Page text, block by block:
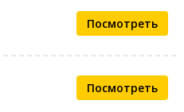
Посмотреть
Посмотреть